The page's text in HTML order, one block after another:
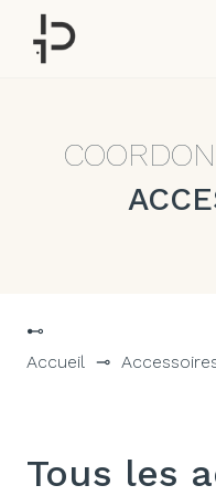
⊷
Accueil ⊸
Tous les